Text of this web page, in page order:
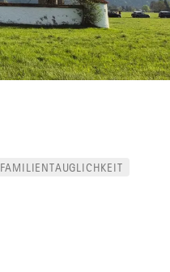
FAMILIENTAUGLICHKEIT